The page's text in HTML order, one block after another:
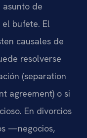
de
bufete. El
causales de
resolverse
(separation
agreement) o si
En divorcios
—negocios,